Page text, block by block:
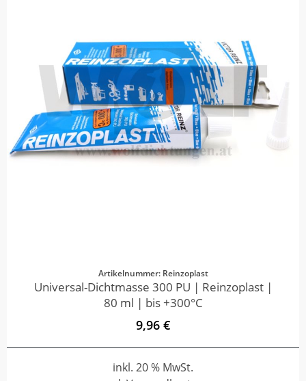
Artikelnummer: Reinzoplast
Universal-Dichtmasse 300 PU | Reinzoplast |
80 ml | bis +300°C
9,96 €
inkl. 20 % MwSt.